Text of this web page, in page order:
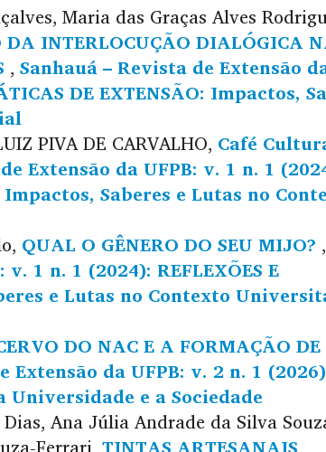
Maria das Graças Alves
INTERLOCUÇÃO DIALÓGICA
, Sanhauá – Revista de Extensão
DE EXTENSÃO: Impactos,
PIVA DE CARVALHO, Café
Extensão da UFPB: v. 1 n. 1
Impactos, Saberes e Lutas no
QUAL O GÊNERO DO SEU MIJO? ,
1 n. 1 (2024): REFLEXÕES E
e Lutas no Contexto
DO NAC E A FORMAÇÃO DE
Extensão da UFPB: v. 2 n. 1
Universidade e a Sociedade
Ana Júlia Andrade da Silva